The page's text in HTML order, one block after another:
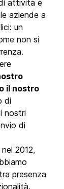
attività è
aziende a
un
non si
il nostro
di
nostri
di
2012,
presenza